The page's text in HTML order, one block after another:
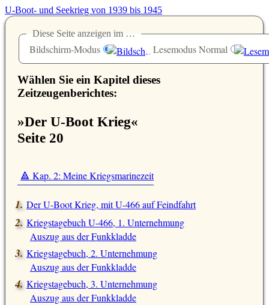
U-Boot- und Seekrieg von 1939 bis 1945
Diese Seite anzeigen im …
Bildschirm-Modus Lesemodus Normal
Wählen Sie ein Kapitel dieses
Zeitzeugenberichtes:
»Der U-Boot Krieg«
Seite 20
🔺 Kap. 2: Meine Kriegsmarinezeit
Der U-Boot Krieg, mit U-466 auf Feindfahrt
Kriegstagebuch U-466, 1. Unternehmung
Auszug aus der Funkkladde
Kriegstagebuch, 2. Unternehmung
Auszug aus der Funkkladde
Kriegstagebuch, 3. Unternehmung
Auszug aus der Funkkladde